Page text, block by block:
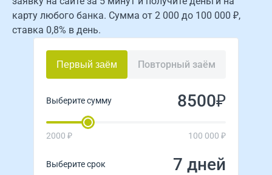
карту любого банка. Сумма от 2 000 до 100 000 ₽,
ставка 0,8% в день.
Первый заём Повторный заём
Выберите сумму ₽
2000 ₽ 100 000 ₽
Выберите срок дней